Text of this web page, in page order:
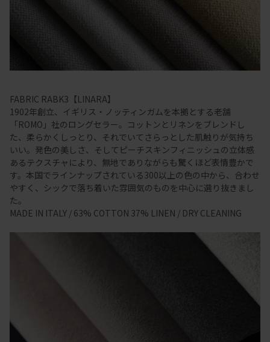
FABRIC RABK3【LINARA】
1902年創立、イギリス・ノッティンガムを本拠とする老舗
「ROMO」社のロングセラー。コットンとリネンをブレンドし
た、柔らかくしっとり、それでいてさらっとした肌触りが気持ち
いい。発色の美しさ、そしてピーチスキンフィニッシュの立体感
あるテクスチャにより、無地でありながらも驚くほど表情豊かで
す。本国でラインナップされている300以上の色の中から、合わせ
やすく、シックで落ち着いた雰囲気のものを中心に選り抜きまし
た。
MADE IN ITALY / 63% COTTON 37% LINEN / DRY CLEANING